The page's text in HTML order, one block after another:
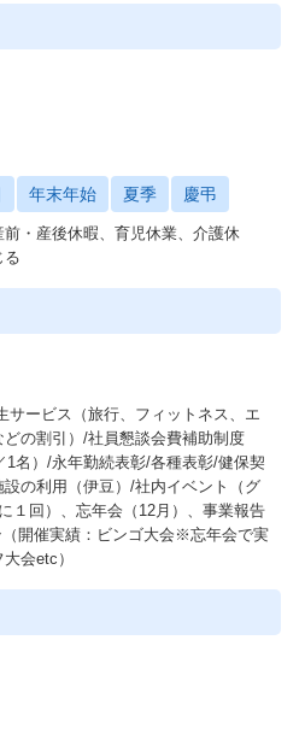
年末年始 夏季 慶弔
・産後休暇、育児休業、介護休
サービス（旅行、フィットネス、エ
の割引）/社員懇談会費補助制度
1名）/永年勤続表彰/各種表彰/健保契
の利用（伊豆）/社内イベント（グ
１回）、忘年会（12月）、事業報告
開催実績：ビンゴ大会※忘年会で実
会etc）